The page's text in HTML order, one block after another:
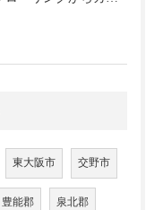
東大阪市 交野市
豊能郡 泉北郡